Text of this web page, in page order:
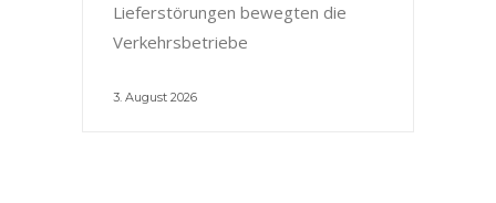
Lieferstörungen bewegten die
Verkehrsbetriebe
3. August 2026